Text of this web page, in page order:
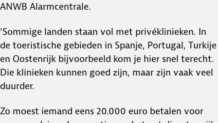
ANWB Alarmcentrale.
‘Sommige landen staan vol met privéklinieken. In
de toeristische gebieden in Spanje, Portugal, Turkije
en Oostenrijk bijvoorbeeld kom je hier snel terecht.
Die klinieken kunnen goed zijn, maar zijn vaak veel
duurder.
Zo moest iemand eens 20.000 euro betalen voor